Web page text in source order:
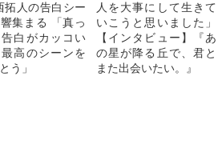
拓人の告白シー
集まる 「真っ
白がカッコい
高のシーンを
う」
人を大事にして生きて
いこうと思いました」
【インタビュー】『あ
の星が降る丘で、君と
また出会いたい。』